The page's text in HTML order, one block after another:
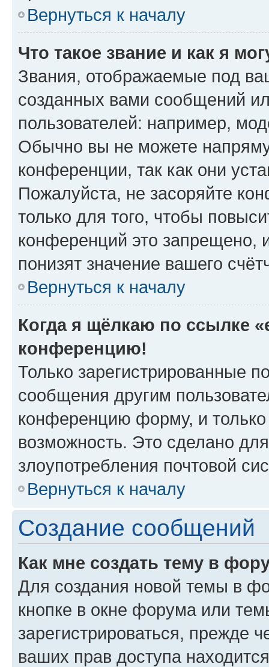
Вернуться к началу
Что такое звание и как я
Звания, отображаемые под
созданных вами сообщений
пользователей: например,
Обычно вы не можете
конференции, так как они
Пожалуйста, не засоряйте
только для того, чтобы
конференций это запрещено,
понизят значение вашего
Вернуться к началу
Когда я щёлкаю по ссылке
конференцию!
Только зарегистрированные
сообщения другим
конференцию форму, и
возможность. Это сделано
злоупотребления почтовой
Вернуться к началу
Создание сообщений
Как мне создать тему в
Для создания новой темы в
кнопке в окне форума или
зарегистрироваться, прежде
ваших прав доступа